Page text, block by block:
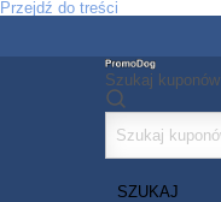
Przejdź do treści
Szukaj kuponów
SZUKAJ